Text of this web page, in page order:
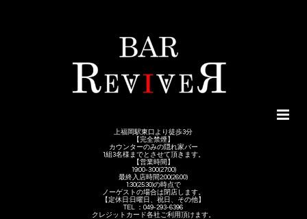
上福岡駅東口より徒歩3分
【完全禁煙】
カウンターのみの隠れ家バー
1組3名様までとさせて頂きます。
【営業時間】
19:00-3:00(27:00)
最終入店時間2:00(26:00)
1:30(25:30)の時点で
ノーゲストの場合は閉店します。
【定休日:日曜日、祝日、その他】
TEL ：049-293-6396
クレジットカード各社ご利用頂けます。